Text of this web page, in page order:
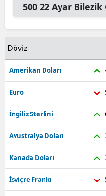
500 22 Ayar Bilezik
Döviz
Amerikan Doları
Euro
İngiliz Sterlini
Avustralya Doları
Kanada Doları
İsviçre Frankı